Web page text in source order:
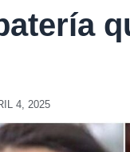
4, 2025